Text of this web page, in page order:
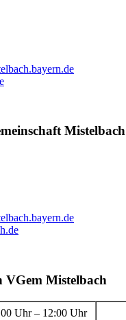
Mistelbach
VGem Mistelbach
Uhr – 12:00 Uhr